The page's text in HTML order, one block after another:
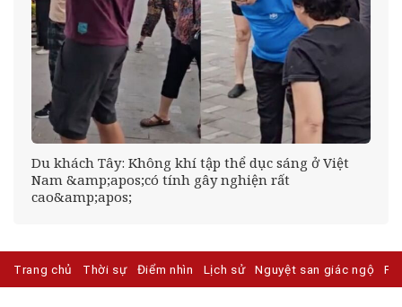
Du khách Tây: Không khí tập thể dục sáng ở Việt
Nam &amp;apos;có tính gây nghiện rất
cao&amp;apos;
Trang chủ Thời sự Điểm nhìn Lịch sử Nguyệt san giác ngộ